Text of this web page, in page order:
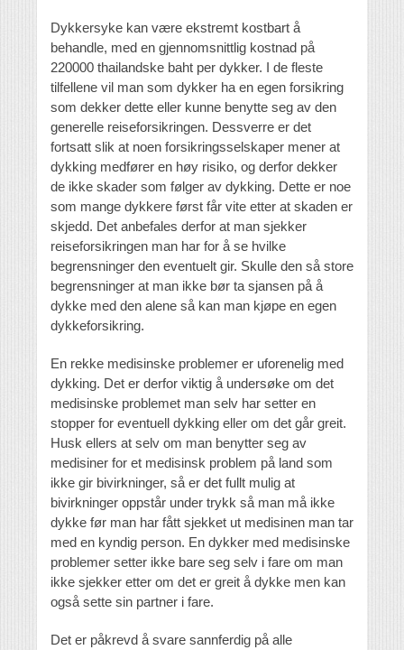
Dykkersyke kan være ekstremt kostbart å
behandle, med en gjennomsnittlig kostnad på
220000 thailandske baht per dykker. I de fleste
tilfellene vil man som dykker ha en egen forsikring
som dekker dette eller kunne benytte seg av den
generelle reiseforsikringen. Dessverre er det
fortsatt slik at noen forsikringsselskaper mener at
dykking medfører en høy risiko, og derfor dekker
de ikke skader som følger av dykking. Dette er noe
som mange dykkere først får vite etter at skaden er
skjedd. Det anbefales derfor at man sjekker
reiseforsikringen man har for å se hvilke
begrensninger den eventuelt gir. Skulle den så store
begrensninger at man ikke bør ta sjansen på å
dykke med den alene så kan man kjøpe en egen
dykkeforsikring.
En rekke medisinske problemer er uforenelig med
dykking. Det er derfor viktig å undersøke om det
medisinske problemet man selv har setter en
stopper for eventuell dykking eller om det går greit.
Husk ellers at selv om man benytter seg av
medisiner for et medisinsk problem på land som
ikke gir bivirkninger, så er det fullt mulig at
bivirkninger oppstår under trykk så man må ikke
dykke før man har fått sjekket ut medisinen man tar
med en kyndig person. En dykker med medisinske
problemer setter ikke bare seg selv i fare om man
ikke sjekker etter om det er greit å dykke men kan
også sette sin partner i fare.
Det er påkrevd å svare sannferdig på alle